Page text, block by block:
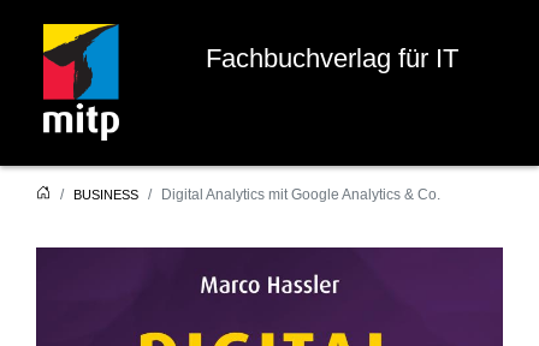
Fachbuchverlag für IT
BUSINESS Digital Analytics mit Google Analytics & Co.